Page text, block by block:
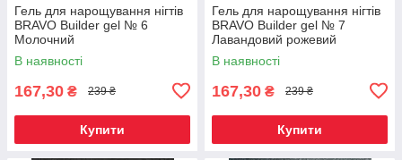
Гель для нарощування нігтів
BRAVO Builder gel № 6
Молочний
В наявності
167,30 ₴ 239 ₴
Купити
Гель для нарощування нігтів
BRAVO Builder gel № 7
Лавандовий рожевий
В наявності
167,30 ₴ 239 ₴
Купити